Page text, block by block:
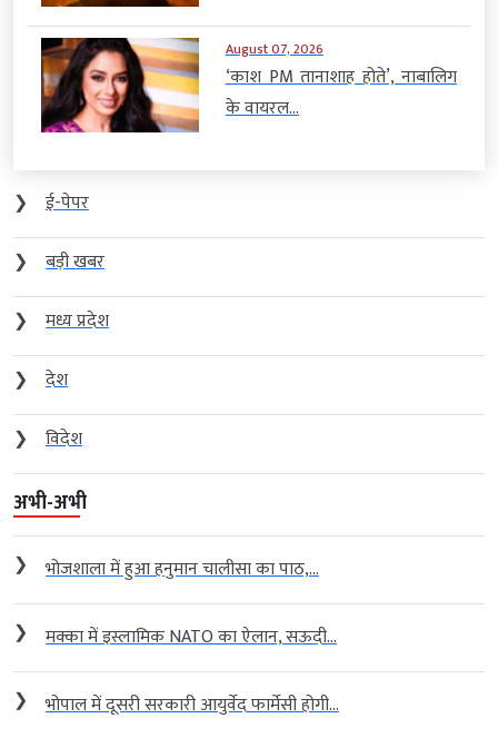
August 07, 2026
‘काश PM तानाशाह होते’, नाबालिग
के वायरल...
❯
ई-पेपर
❯
बड़ी खबर
❯
मध्य प्रदेश
❯
देश
❯
विदेश
अभी-अभी
❯ भोजशाला में हुआ हनुमान चालीसा का पाठ,...
❯ मक्का में इस्लामिक NATO का ऐलान, सऊदी...
❯ भोपाल में दूसरी सरकारी आयुर्वेद फार्मेसी होगी...